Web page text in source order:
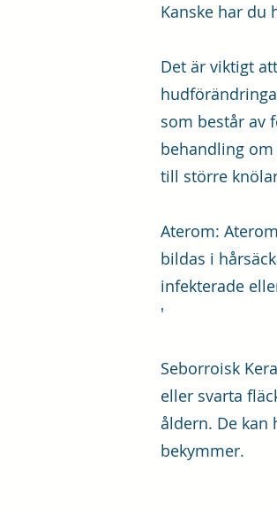
Kanske har du
Det är viktigt
som består av
behandling
till större
Aterom:
bildas i
infekterade
'
Seborroisk
eller svarta
åldern. De kan
bekymmer.